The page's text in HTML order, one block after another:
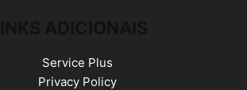
Service Plus
Privacy Policy